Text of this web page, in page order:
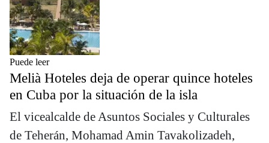
Puede leer
Melià Hoteles deja de operar quince hoteles
en Cuba por la situación de la isla
El vicealcalde de Asuntos Sociales y Culturales
de Teherán, Mohamad Amin Tavakolizadeh,